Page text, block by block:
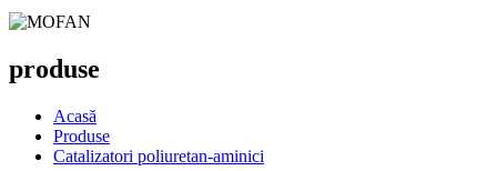
produse
Acasă
Produse
Catalizatori poliuretan-aminici